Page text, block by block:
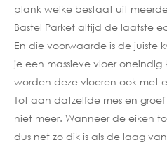
plank welke bestaat uit
Bastel Parket altijd de laatste
En die voorwaarde is de juiste
je een massieve vloer oneindig
worden deze vloeren ook met
Tot aan datzelfde mes en
niet meer. Wanneer de eiken
dus net zo dik is als de laag